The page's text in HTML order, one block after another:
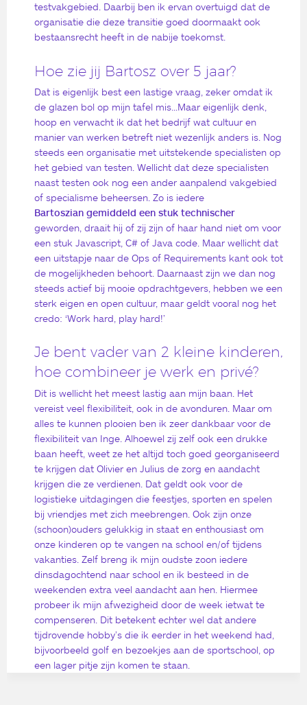
testvakgebied. Daarbij ben ik ervan overtuigd dat de
organisatie die deze transitie goed doormaakt ook
bestaansrecht heeft in de nabije toekomst.
Hoe zie jij Bartosz over 5 jaar?
Dat is eigenlijk best een lastige vraag, zeker omdat ik
de glazen bol op mijn tafel mis…Maar eigenlijk denk,
hoop en verwacht ik dat het bedrijf wat cultuur en
manier van werken betreft niet wezenlijk anders is. Nog
steeds een organisatie met uitstekende specialisten op
het gebied van testen. Wellicht dat deze specialisten
naast testen ook nog een ander aanpalend vakgebied
of specialisme beheersen. Zo is iedere
Bartoszian gemiddeld een stuk technischer
geworden, draait hij of zij zijn of haar hand niet om voor
een stuk Javascript, C# of Java code. Maar wellicht dat
een uitstapje naar de Ops of Requirements kant ook tot
de mogelijkheden behoort. Daarnaast zijn we dan nog
steeds actief bij mooie opdrachtgevers, hebben we een
sterk eigen en open cultuur, maar geldt vooral nog het
credo: ‘Work hard, play hard!’
Je bent vader van 2 kleine kinderen,
hoe combineer je werk en privé?
Dit is wellicht het meest lastig aan mijn baan. Het
vereist veel flexibiliteit, ook in de avonduren. Maar om
alles te kunnen plooien ben ik zeer dankbaar voor de
flexibiliteit van Inge. Alhoewel zij zelf ook een drukke
baan heeft, weet ze het altijd toch goed georganiseerd
te krijgen dat Olivier en Julius de zorg en aandacht
krijgen die ze verdienen. Dat geldt ook voor de
logistieke uitdagingen die feestjes, sporten en spelen
bij vriendjes met zich meebrengen. Ook zijn onze
(schoon)ouders gelukkig in staat en enthousiast om
onze kinderen op te vangen na school en/of tijdens
vakanties. Zelf breng ik mijn oudste zoon iedere
dinsdagochtend naar school en ik besteed in de
weekenden extra veel aandacht aan hen. Hiermee
probeer ik mijn afwezigheid door de week ietwat te
compenseren. Dit betekent echter wel dat andere
tijdrovende hobby’s die ik eerder in het weekend had,
bijvoorbeeld golf en bezoekjes aan de sportschool, op
een lager pitje zijn komen te staan.